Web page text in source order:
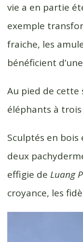
vie a en partie
exemple
fraiche, les
bénéficient
Au pied de cette
éléphants à
Sculptés en bois
deux
effigie de Luang
croyance, les